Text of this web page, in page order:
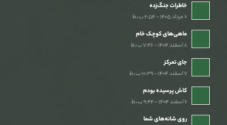
خاطرات جنگ‌‌زده
۶ مرداد ۱۴۰۵ - ۲:۵۴ ب٫ظ
ماهی‌های کوچک خام
۸ اسفند ۱۴۰۴ - ۷:۴۶ ب٫ظ
جای تمرکز
۷ اسفند ۱۴۰۴ - ۱۰:۳۹ ب٫ظ
کاش پرسیده بودم
۶ اسفند ۱۴۰۴ - ۹:۴۴ ب٫ظ
روی شانه‌های شما